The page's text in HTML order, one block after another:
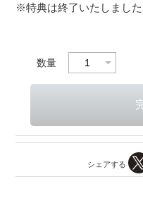
※特典は終了いたしました
数量
シェアする